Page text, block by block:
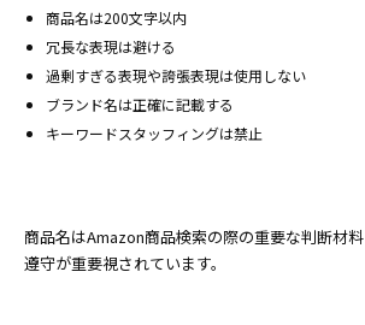
商品名は200文字以内
冗長な表現は避ける
過剰すぎる表現や誇張表現は使用しない
ブランド名は正確に記載する
キーワードスタッフィングは禁止
商品名はAmazon商品検索の際の重要な判断材
遵守が重要視されています。